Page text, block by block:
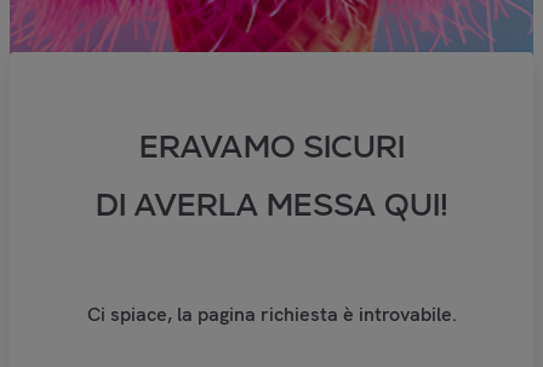
ERAVAMO SICURI
DI AVERLA MESSA QUI!
Ci spiace, la pagina richiesta è introvabile.